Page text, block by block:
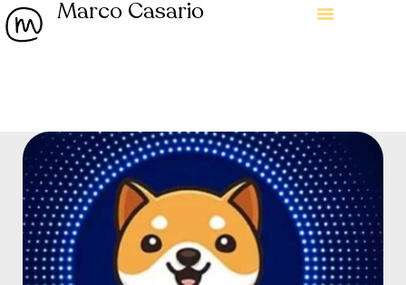
Marco Casario